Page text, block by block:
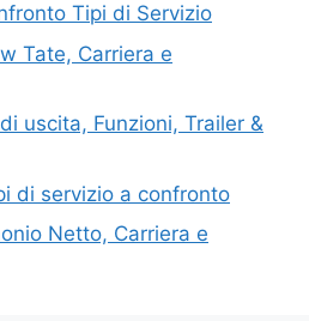
Tipi di Servizio
Tate, Carriera e
uscita, Funzioni, Trailer &
di servizio a confronto
Netto, Carriera e